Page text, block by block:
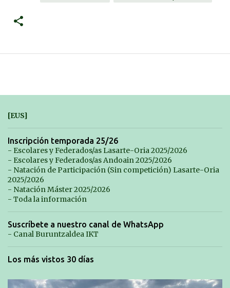
[EUS]
Inscripción temporada 25/26
- Escolares y Federados/as Lasarte-Oria 2025/2026
- Escolares y Federados/as Andoain 2025/2026
- Natación de Participación (Sin competición) Lasarte-Oria
2025/2026
- Natación Máster 2025/2026
- Toda la información
Suscríbete a nuestro canal de WhatsApp
- Canal Buruntzaldea IKT
Los más vistos 30 días